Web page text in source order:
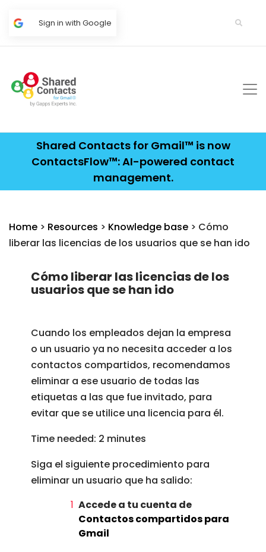
Sign in with Google
Shared Contacts for Gmail™ is now
ContactsFlow™: AI-powered contact
management.
Home > Resources > Knowledge base > Cómo
liberar las licencias de los usuarios que se han ido
Cómo liberar las licencias de los
usuarios que se han ido
Cuando los empleados dejan la empresa
o un usuario ya no necesita acceder a los
contactos compartidos, recomendamos
eliminar a ese usuario de todas las
etiquetas a las que fue invitado, para
evitar que se utilice una licencia para él.
Time needed: 2 minutes
Siga el siguiente procedimiento para
eliminar un usuario que ha salido:
Accede a tu cuenta de
Contactos compartidos para
Gmail